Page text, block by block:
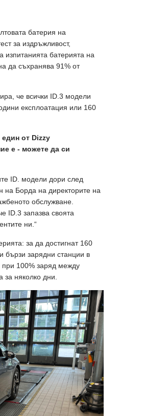
батерия на
за издръжливост,
батерията на
да съхранява 91% от
че всички ID.3 модели
експлоатация или 160
от Dizzy
е - можете да си
ID. модели дори след
на Борда на директорите на
обслужване.
ID.3 запазва своята
ни.“
за да достигнат 160
бързи зарядни станции в
при 100% заряд между
за няколко дни.